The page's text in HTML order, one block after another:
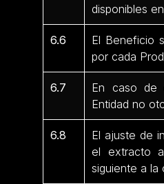
disponibles
6.6
El Beneficio
por cada
6.7
En caso de
Entidad no
6.8
El ajuste de
el extracto
siguiente a la